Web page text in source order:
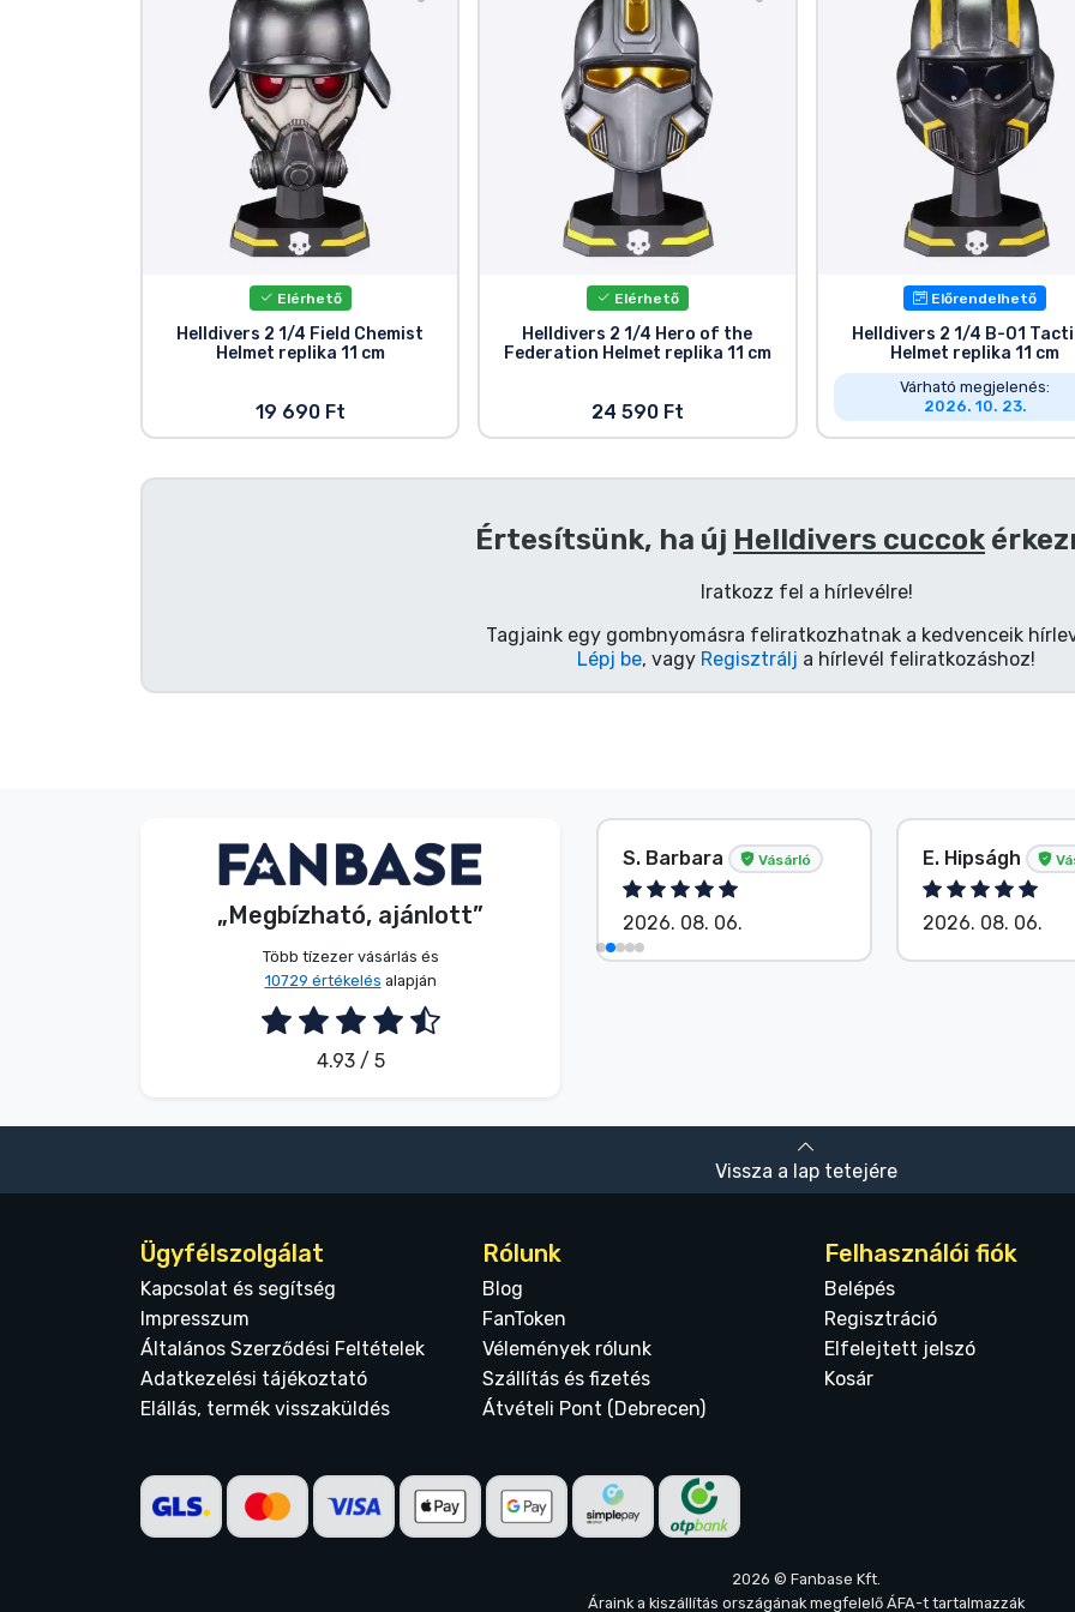
Elérhető
Helldivers 2 1/4 Field Chemist
Helmet replika 11 cm
19 690 Ft
Elérhető
Helldivers 2 1/4 Hero of the
Federation Helmet replika 11 cm
24 590 Ft
Előrendelhető
Helldivers 2 1/4 B-01
Helmet replika 11 cm
Várható megjelenés:
2026. 10. 23.
Értesítsünk, ha új Helldivers cuccok
Iratkozz fel a hírlevélre!
Tagjaink egy gombnyomásra feliratkozhatnak a kedvenceik
Lépj be, vagy Regisztrálj a hírlevél feliratkozáshoz!
„Megbízható, ajánlott”
Több tízezer vásárlás és
10729 értékelés alapján
4.93 / 5
V. Éva Vásárló
2026. 08. 06.
S. Barbara Vásárló
2026. 08. 06.
E. Hipságh
2026. 08. 06.
Vissza a lap tetejére
Ügyfélszolgálat
Kapcsolat és segítség
Impresszum
Általános Szerződési Feltételek
Adatkezelési tájékoztató
Elállás, termék visszaküldés
Rólunk
Blog
FanToken
Vélemények rólunk
Szállítás és fizetés
Átvételi Pont (Debrecen)
Felhasználói fiók
Belépés
Regisztráció
Elfelejtett jelszó
Kosár
2026 © Fanbase Kft.
Áraink a kiszállítás országának megfelelő ÁFA-t tartalmazzák
Szállítás és fizetés
Sorozatos cuccok
Sportos cuccok